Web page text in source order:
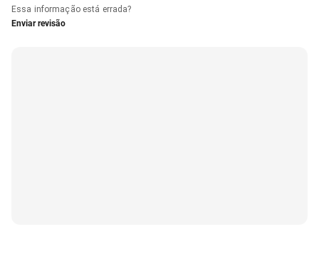
Essa informação está errada?
Enviar revisão